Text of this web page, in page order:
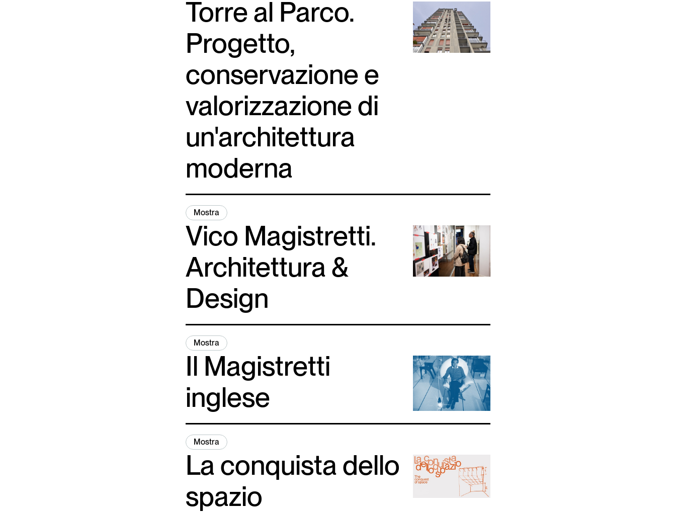
Torre al Parco.
Progetto,
conservazione e
valorizzazione di
un'architettura
moderna
Mostra
Vico Magistretti.
Architettura &
Design
Mostra
Il Magistretti
inglese
Mostra
La conquista dello
spazio